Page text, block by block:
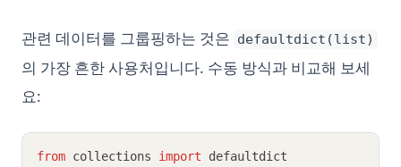
관련 데이터를 그룹핑하는 것은 defaultdict(list)
의 가장 흔한 사용처입니다. 수동 방식과 비교해 보세
요:
from collections import defaultdict